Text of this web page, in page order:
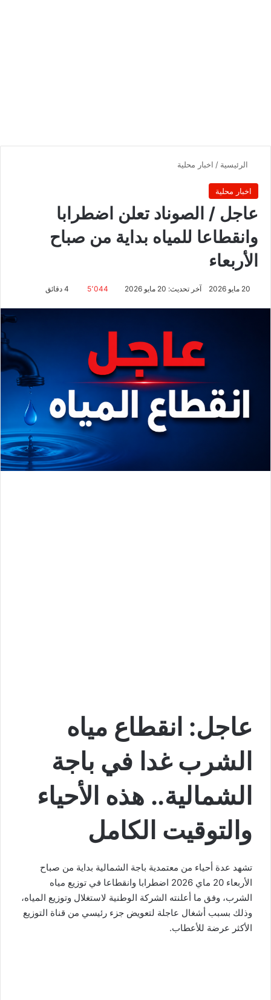
الرئيسية / اخبار محلية
اخبار محلية
عاجل / الصوناد تعلن اضطرابا
وانقطاعا للمياه بداية من صباح
الأربعاء
20 مايو 2026 آخر تحديث: 20 مايو 2026 5٬044
عاجل: انقطاع مياه
الشرب غدا في باجة
الشمالية.. هذه الأحياء
والتوقيت الكامل
تشهد عدة أحياء من معتمدية باجة الشمالية بداية من صباح
الأربعاء 20 ماي 2026 اضطرابا وانقطاعا في توزيع مياه
الشرب، وفق ما أعلنته الشركة الوطنية لاستغلال وتوزيع المياه،
وذلك بسبب أشغال عاجلة لتعويض جزء رئيسي من قناة التوزيع
الأكثر عرضة للأعطاب.